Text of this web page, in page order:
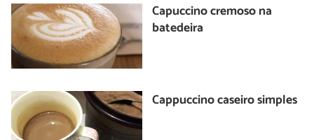
Capuccino cremoso na
batedeira
Cappuccino caseiro simples